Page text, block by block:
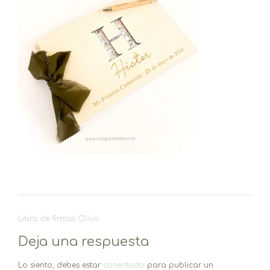
Navegación
entradas
Libro de firmas Olivo
Deja una respuesta
Lo siento, debes estar conectado para publicar un